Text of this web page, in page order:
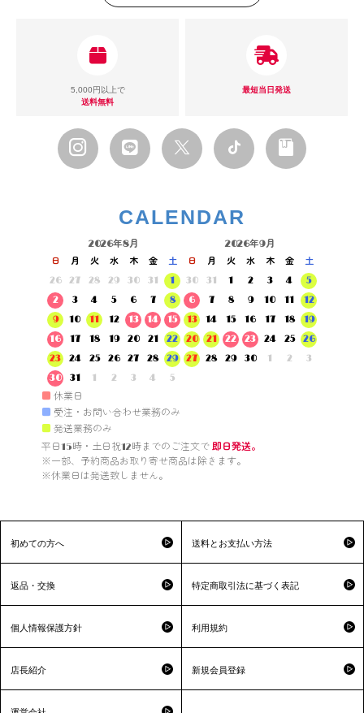
5,000円以上で
送料無料
最短当日発送
CALENDAR
2026年8月
日 月 火 水 木 金
土
26
27 28 29 30 31
1
2
3 4 5 6 7
8
9
10 11 12 13 14
15
16
17 18 19 20 21
22
23
24 25 26 27 28
29
30
31 1 2 3 4 5
2026年9月
日 月 火 水 木 金
土
30
31 1 2 3 4
5
6
7 8 9 10 11
12
13
14 15 16 17 18
19
20
21 22 23 24 25
26
27
28 29 30 1 2 3
■ 休業日
■ 受注・お問い合わせ業務のみ
■ 発送業務のみ
平日15時・土日祝12時までのご注文で 即日発送。
※一部、予約商品お取り寄せ商品は除きます。
※休業日は発送致しません。
初めての方へ 送料とお支払い方法
返品・交換 特定商取引法に基づく表記
個人情報保護方針 利用規約
店長紹介 新規会員登録